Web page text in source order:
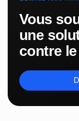
Vous
une
contre